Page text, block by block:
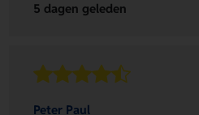
5 dagen geleden
Peter Paul